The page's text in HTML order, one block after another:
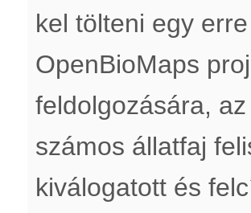
kel tölteni egy
OpenBioMaps
feldolgozására,
számos állatfaj
kiválogatott és